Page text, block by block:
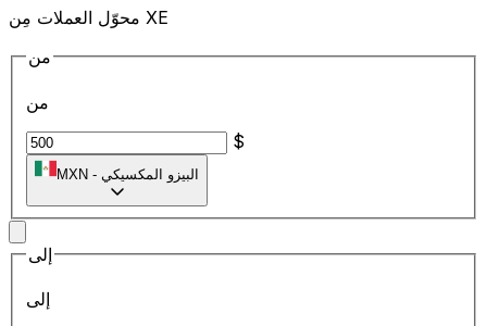
محوّل العملات مِن XE
من
من
$
MXN - البيزو المكسيكي
إلى
إلى